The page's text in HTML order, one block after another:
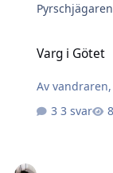
Pyrschjägaren
Varg i Götet
Avvandraren,
3 svar